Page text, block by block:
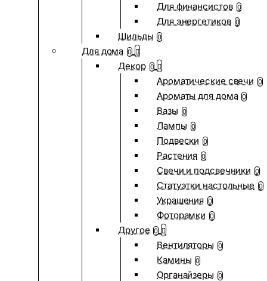
Для финансистов 0
Для энергетиков 0
Шильды 0
Для дома 0
Декор 0
Ароматические свечи 0
Ароматы для дома 0
Вазы 0
Лампы 0
Подвески 0
Растения 0
Свечи и подсвечники 0
Статуэтки настольные 0
Украшения 0
Фоторамки 0
Другое 0
Вентиляторы 0
Камины 0
Органайзеры 0